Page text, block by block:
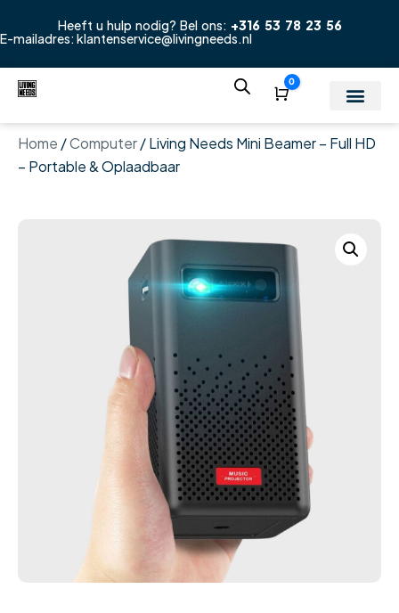
Heeft u hulp nodig? Bel ons: +316 53 78 23 56
E-mailadres:klantenservice@livingneeds.nl
Winkelwagen
0
Home /Computer/ Living Needs Mini Beamer – Full HD
– Portable & Oplaadbaar